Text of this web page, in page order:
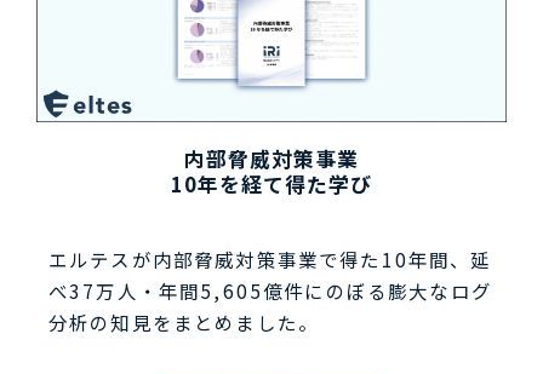
内部脅威対策事業
10年を経て得た学び
エルテスが内部脅威対策事業で得た10年間、延
べ37万人・年間5,605億件にのぼる膨大なログ
分析の知見をまとめました。